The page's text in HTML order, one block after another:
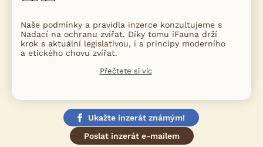
Naše podmínky a pravidla inzerce konzultujeme s
Nadací na ochranu zvířat. Díky tomu iFauna drží
krok s aktuální legislativou, i s principy moderního
a etického chovu zvířat.
Přečtete si víc
Ukažte inzerát známým!
Poslat inzerát e-mailem